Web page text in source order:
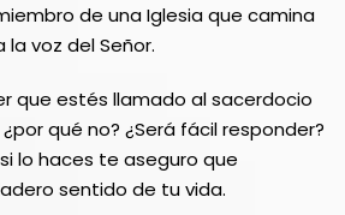
de una Iglesia que camina
voz del Señor.
que estés llamado al sacerdocio
qué no? ¿Será fácil responder?
lo haces te aseguro que
sentido de tu vida.